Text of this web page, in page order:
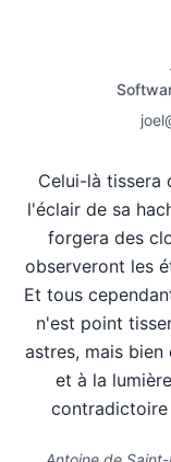
Celui-là tissera
l'éclair de sa
forgera des
observeront les
Et tous
n'est point
astres, mais bien
et à la
contradictoire
One will weave